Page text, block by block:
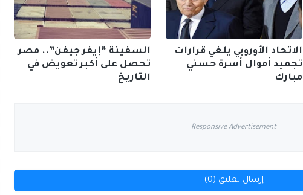
الاتحاد الأوروبي يلغي قرارات
تجميد أموال أسرة حسني
مبارك
السفينة “إيفر جيفن”.. مصر
تحصل على أكبر تعويض في
التاريخ
Responsive Advertisement
إرسال تعليق (0)